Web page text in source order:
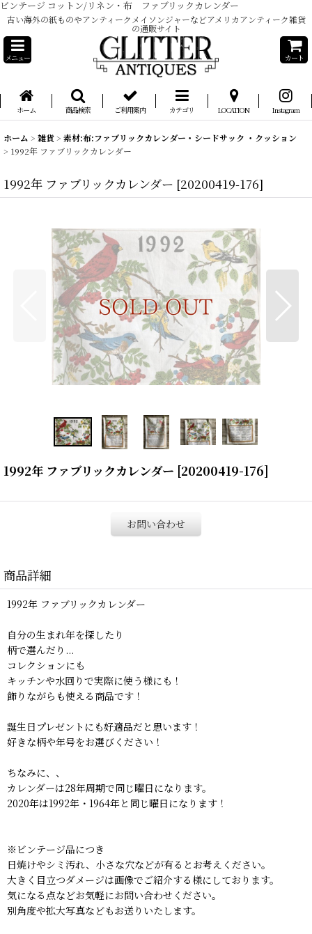
ビンテージ コットン/リネン・布 ファブリックカレンダー
古い海外の紙ものやアンティークメイソンジャーなどアメリカアンティーク雑貨
の通販サイト
メニュー カート
ホーム 商品検索 ご利用案内 カテゴリ LOCATION Instagram
ホーム > 雑貨> 素材:布:ファブリックカレンダー・シードサック ・クッション
> 1992年 ファブリックカレンダー
1992年 ファブリックカレンダー [20200419-176]
1992年 ファブリックカレンダー [20200419-176]
お問い合わせ
商品詳細
1992年 ファブリックカレンダー
自分の生まれ年を探したり
柄で選んだり...
コレクションにも
キッチンや水回りで実際に使う様にも！
飾りながらも使える商品です！
誕生日プレゼントにも好適品だと思います！
好きな柄や年号をお選びください！
ちなみに、、
カレンダーは28年周期で同じ曜日になります。
2020年は1992年・1964年と同じ曜日になります！
※ビンテージ品につき
日焼けやシミ汚れ、小さな穴などが有るとお考えください。
大きく目立つダメージは画像でご紹介する様にしております。
気になる点などお気軽にお問い合わせください。
別角度や拡大写真などもお送りいたします。